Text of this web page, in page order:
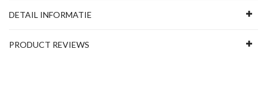
DETAIL INFORMATIE
PRODUCT REVIEWS